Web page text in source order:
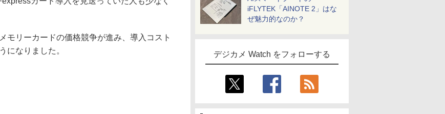
iFLYTEK「AINOTE 2」はな
ぜ魅力的なのか？
デジカメ Watch をフォローする
モリーカードの価格競争が進み、導入コスト
になりました。